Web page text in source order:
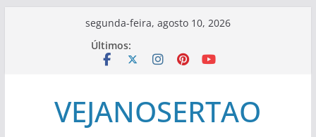
segunda-feira, agosto 10, 2026
Últimos:
VEJANOSERTAO